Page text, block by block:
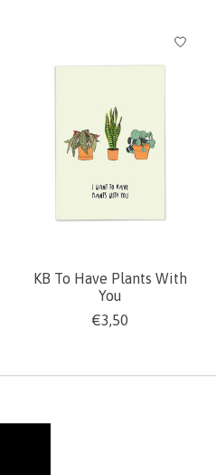
KB To Have Plants With
You
€3,50